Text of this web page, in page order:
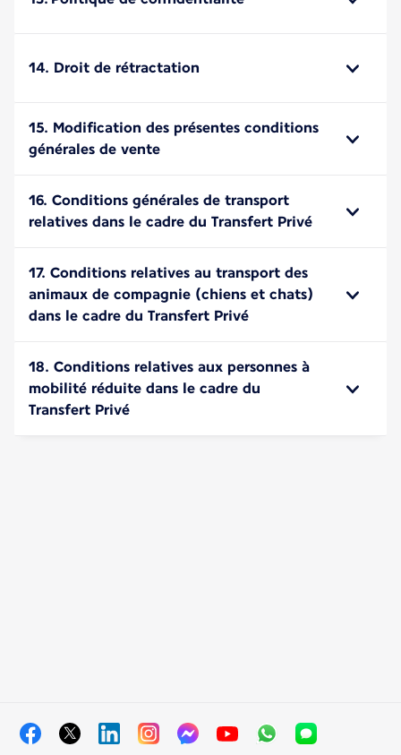
14. Droit de rétractation
15. Modification des présentes conditions
générales de vente
16. Conditions générales de transport
relatives dans le cadre du Transfert Privé
17. Conditions relatives au transport des
animaux de compagnie (chiens et chats)
dans le cadre du Transfert Privé
18. Conditions relatives aux personnes à
mobilité réduite dans le cadre du
Transfert Privé